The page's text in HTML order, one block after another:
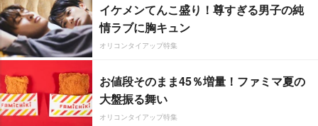
イケメンてんこ盛り！尊すぎる男子の純
情ラブに胸キュン
オリコンタイアップ特集
お値段そのまま45％増量！ファミマ夏の
大盤振る舞い
オリコンタイアップ特集